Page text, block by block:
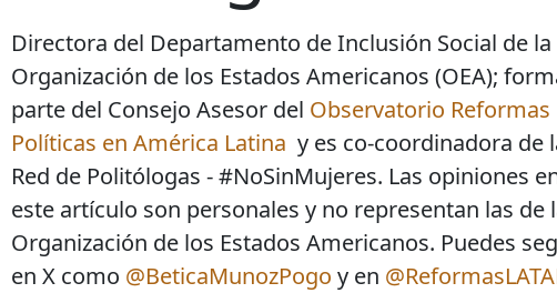
Directora del Departamento de Inclusión Social de la
Organización de los Estados Americanos (OEA);
parte del Consejo Asesor del Observatorio Reformas
Políticas en América Latina y es co-coordinadora de
Red de Politólogas - #NoSinMujeres. Las opiniones
este artículo son personales y no representan las de
Organización de los Estados Americanos. Puedes
en X como @BeticaMunozPogo y en